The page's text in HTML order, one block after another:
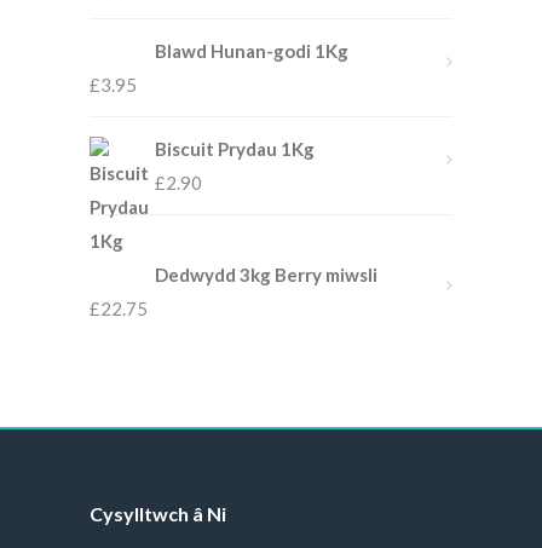
Blawd Hunan-godi 1Kg
£3.95
Biscuit Prydau 1Kg
£2.90
Dedwydd 3kg Berry miwsli
£22.75
Cysylltwch â Ni